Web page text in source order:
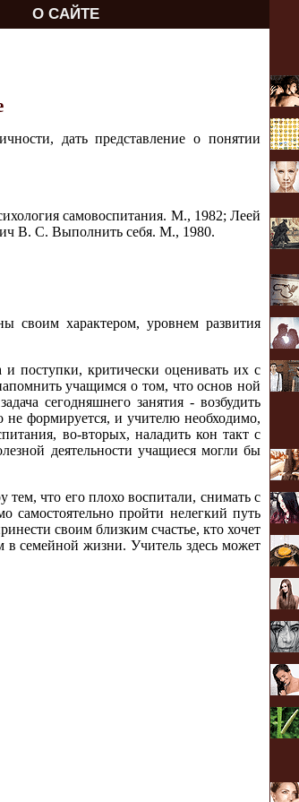
О САЙТЕ
дать представление о понятии
самовоспитания. М., 1982; Леей
В. С. Выполнить себя. М., 1980.
своим характером, уровнем развития
и поступки, критически оценивать их с
учащимся о том, что основ ной
сегодняшнего занятия - возбудить
не формируется, и учителю необходимо,
во-вторых, наладить кон такт с
деятельности учащиеся могли бы
тем, что его плохо воспитали, снимать с
самостоятельно пройти нелегкий путь
своим близким счастье, кто хочет
в семейной жизни. Учитель здесь может